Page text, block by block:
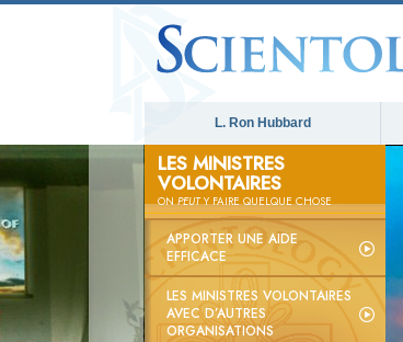
L. Ron Hubbard
LES MINISTRES
VOLONTAIRES
ONPEUTY FAIRE QUELQUE CHOSE
APPORTER UNE AIDE
EFFICACE
LES MINISTRES VOLONTAIRES
AVEC D’AUTRES
ORGANISATIONS